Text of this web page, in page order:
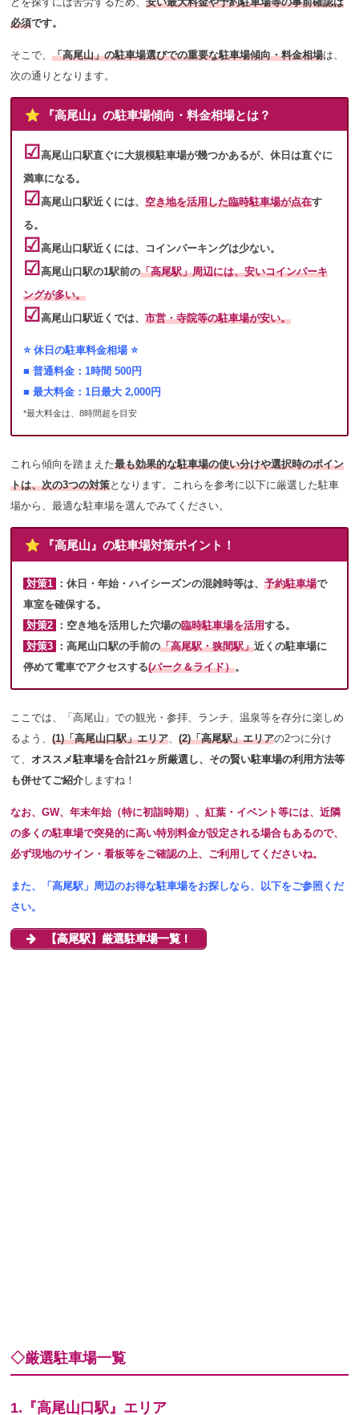
必須です。
そこで、「高尾山」の駐車場選びでの重要な駐車場傾向・料金相場は、
次の通りとなります。
⭐️ 『高尾山』の駐車場傾向・料金相場とは？
☑︎高尾山口駅直ぐに大規模駐車場が幾つかあるが、休日は直ぐに
満車になる。
☑︎高尾山口駅近くには、空き地を活用した臨時駐車場が点在す
る。
☑︎高尾山口駅近くには、コインパーキングは少ない。
☑︎高尾山口駅の1駅前の「高尾駅」周辺には、安いコインパーキ
ングが多い。
☑︎高尾山口駅近くでは、市営・寺院等の駐車場が安い。
⭐️ 休日の駐車料金相場 ⭐️
■ 普通料金：1時間 500円
■ 最大料金：1日最大 2,000円
*最大料金は、8時間超を目安
これら傾向を踏まえた最も効果的な駐車場の使い分けや選択時のポイン
トは、次の3つの対策となります。これらを参考に以下に厳選した駐車
場から、最適な駐車場を選んでみてください。
⭐️ 『高尾山』の駐車場対策ポイント！
対策1 ：休日・年始・ハイシーズンの混雑時等は、予約駐車場で
車室を確保する。
対策2 ： 空き地を活用した穴場の臨時駐車場を活用する。
対策3 ：高尾山口駅の手前の「高尾駅・狭間駅」近くの駐車場に
停めて電車でアクセスする(パーク＆ライド）。
ここでは、「高尾山」での観光・参拝、ランチ、温泉等を存分に楽しめ
るよう、(1)「高尾山口駅」エリア 、(2)「高尾駅」エリアの2つに分け
て、オススメ駐車場を合計21ヶ所厳選し、その賢い駐車場の利用方法等
も併せてご紹介しますね！
なお、GW、年末年始（特に初詣時期）、紅葉・イベント等には、近隣
の多くの駐車場で突発的に高い特別料金が設定される場合もあるので、
必ず現地のサイン・看板等をご確認の上、ご利用してくださいね。
また、「高尾駅」 周辺のお得な駐車場をお探しなら、以下をご参照くだ
さい。
【高尾駅】厳選駐車場一覧！
◇厳選駐車場一覧
1.『高尾山口駅』エリア